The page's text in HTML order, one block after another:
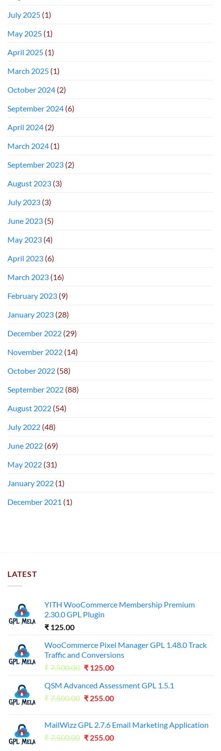
July 2025 (1)
May 2025 (1)
April 2025 (1)
March 2025 (1)
October 2024 (2)
September 2024 (6)
April 2024 (2)
March 2024 (1)
September 2023 (2)
August 2023 (3)
July 2023 (3)
June 2023 (5)
May 2023 (4)
April 2023 (6)
March 2023 (16)
February 2023 (9)
January 2023 (28)
December 2022 (29)
November 2022 (14)
October 2022 (58)
September 2022 (88)
August 2022 (54)
July 2022 (48)
June 2022 (69)
May 2022 (31)
January 2022 (1)
December 2021 (1)
LATEST
YITH WooCommerce Membership Premium
2.30.0 GPL Plugin
₹ 125.00
WooCommerce Pixel Manager GPL 1.48.0 Track
Traffic and Conversions
₹7,500.00 Original
was:
₹7,500.00.
₹ 125.00Current
is:
₹125.00.
QSM Advanced Assessment GPL 1.5.1
₹7,500.00 Original
₹7,500.00.
₹ 255.00Current
₹255.00.
MailWizz GPL 2.7.6 Email Marketing Application
₹7,500.00 Original
₹ 255.00Current